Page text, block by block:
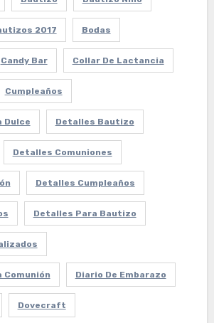
2017 Bodas
Candy Bar Collar De Lactancia
Cumpleaños
Dulce Detalles Bautizo
Detalles Comuniones
Detalles Cumpleaños
Detalles Para Bautizo
Comunión Diario De Embarazo
Dovecraft